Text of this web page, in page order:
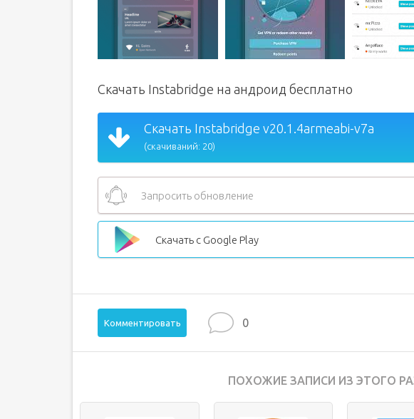
Скачать Instabridge на андроид бесплатно
Скачать Instabridge v20.1.4armeabi-v7a
(скачиваний: 20)
Запросить обновление
Скачать с Google Play
Комментировать 0
ПОХОЖИЕ ЗАПИСИ ИЗ ЭТОГО